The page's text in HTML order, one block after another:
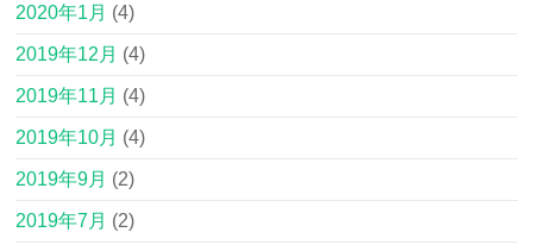
2020年1月 (4)
2019年12月 (4)
2019年11月 (4)
2019年10月 (4)
2019年9月 (2)
2019年7月 (2)